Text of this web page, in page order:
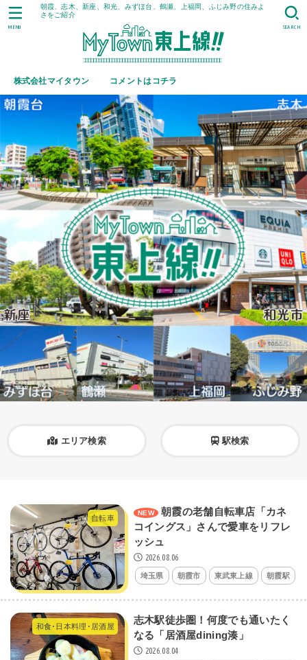
朝霞、志木、新座、和光、みずほ台、鶴瀬、上福岡、ふじみ野の住みよ
さをご紹介
株式会社マイタウン コメントはコチラ
SEARCH
MENU
エリア検索 駅検索
自転車
朝霞の老舗自転車店「カネ
コイングス」さんで愛車をリフレ
ッシュ
2026.08.06
埼玉県 朝霞市 東武東上線 朝霞駅
和食･日本料理･居酒屋
志木駅徒歩圏！何度でも通いたく
なる「居酒屋dining湊」
2026.08.04